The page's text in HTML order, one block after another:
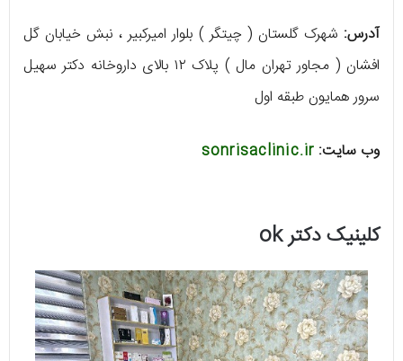
آدرس: شهرک گلستان ( چیتگر ) بلوار امیرکبیر ، نبش خیابان گل
افشان ( مجاور تهران مال ) پلاک ۱۲ بالای داروخانه دکتر سهیل
سرور همایون طبقه اول
وب سایت: sonrisaclinic.ir
کلینیک دکتر ok